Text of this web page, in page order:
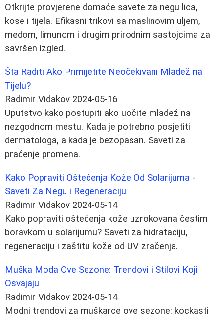
Otkrijte provjerene domaće savete za negu lica,
kose i tijela. Efikasni trikovi sa maslinovim uljem,
medom, limunom i drugim prirodnim sastojcima za
savršen izgled.
Šta Raditi Ako Primijetite Neočekivani Mladež na
Tijelu?
Radimir Vidakov 2024-05-16
Uputstvo kako postupiti ako uočite mladež na
nezgodnom mestu. Kada je potrebno posjetiti
dermatologa, a kada je bezopasan. Saveti za
praćenje promena.
Kako Popraviti Oštećenja Kože Od Solarijuma -
Saveti Za Negu i Regeneraciju
Radimir Vidakov 2024-05-14
Kako popraviti oštećenja kože uzrokovana čestim
boravkom u solarijumu? Saveti za hidrataciju,
regeneraciju i zaštitu kože od UV zračenja.
Muška Moda Ove Sezone: Trendovi i Stilovi Koji
Osvajaju
Radimir Vidakov 2024-05-14
Modni trendovi za muškarce ove sezone: kockasti